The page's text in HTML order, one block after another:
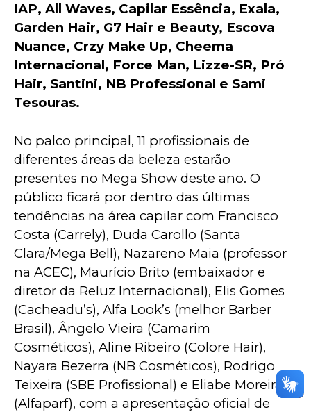
IAP, All Waves, Capilar Essência, Exala,
Garden Hair, G7 Hair e Beauty, Escova
Nuance, Crzy Make Up, Cheema
Internacional, Force Man, Lizze-SR, Pró
Hair, Santini, NB Professional e Sami
Tesouras.
No palco principal, 11 profissionais de
diferentes áreas da beleza estarão
presentes no Mega Show deste ano. O
público ficará por dentro das últimas
tendências na área capilar com Francisco
Costa (Carrely), Duda Carollo (Santa
Clara/Mega Bell), Nazareno Maia (professor
na ACEC), Maurício Brito (embaixador e
diretor da Reluz Internacional), Elis Gomes
(Cacheadu’s), Alfa Look’s (melhor Barber
Brasil), Ângelo Vieira (Camarim
Cosméticos), Aline Ribeiro (Colore Hair),
Nayara Bezerra (NB Cosméticos), Rodrigo
Teixeira (SBE Profissional) e Eliabe Moreira
(Alfaparf), com a apresentação oficial de